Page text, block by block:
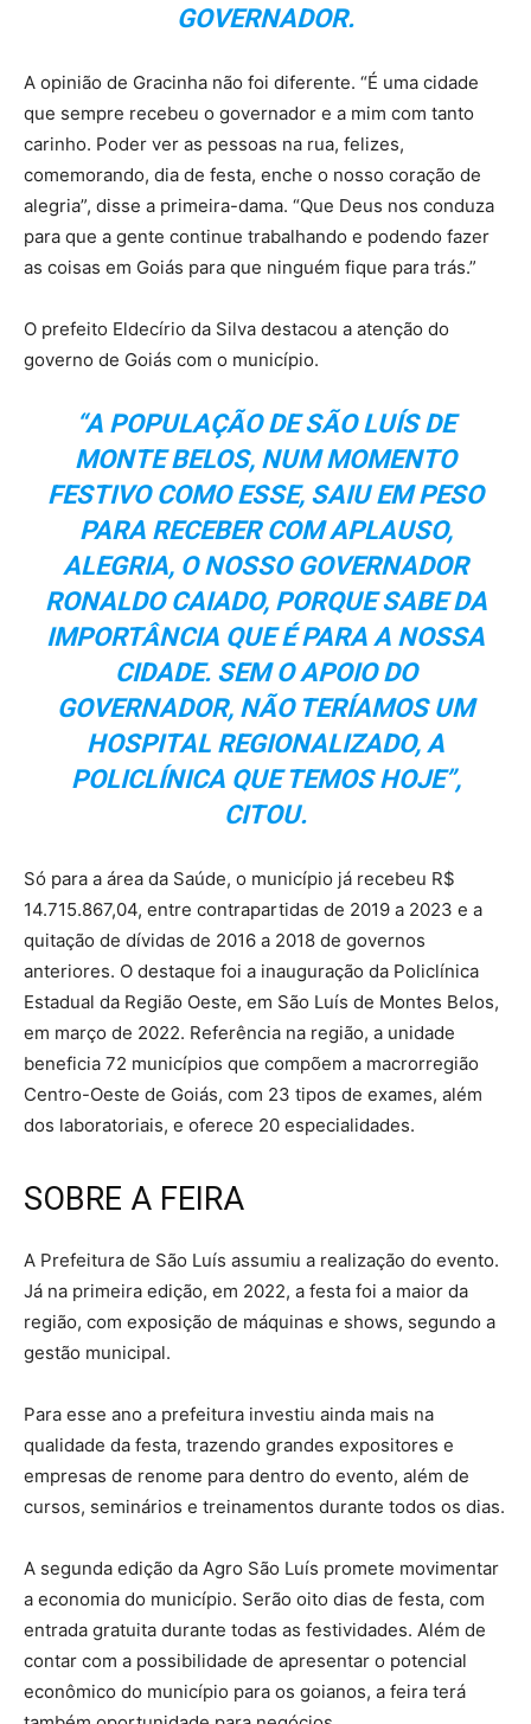
GOVERNADOR.
A opinião de Gracinha não foi diferente. “É uma cidade
que sempre recebeu o governador e a mim com tanto
carinho. Poder ver as pessoas na rua, felizes,
comemorando, dia de festa, enche o nosso coração de
alegria”, disse a primeira-dama. “Que Deus nos conduza
para que a gente continue trabalhando e podendo fazer
as coisas em Goiás para que ninguém fique para trás.”
O prefeito Eldecírio da Silva destacou a atenção do
governo de Goiás com o município.
“A POPULAÇÃO DE SÃO LUÍS DE
MONTE BELOS, NUM MOMENTO
FESTIVO COMO ESSE, SAIU EM PESO
PARA RECEBER COM APLAUSO,
ALEGRIA, O NOSSO GOVERNADOR
RONALDO CAIADO, PORQUE SABE DA
IMPORTÂNCIA QUE É PARA A NOSSA
CIDADE. SEM O APOIO DO
GOVERNADOR, NÃO TERÍAMOS UM
HOSPITAL REGIONALIZADO, A
POLICLÍNICA QUE TEMOS HOJE”,
CITOU.
Só para a área da Saúde, o município já recebeu R$
14.715.867,04, entre contrapartidas de 2019 a 2023 e a
quitação de dívidas de 2016 a 2018 de governos
anteriores. O destaque foi a inauguração da Policlínica
Estadual da Região Oeste, em São Luís de Montes Belos,
em março de 2022. Referência na região, a unidade
beneficia 72 municípios que compõem a macrorregião
Centro-Oeste de Goiás, com 23 tipos de exames, além
dos laboratoriais, e oferece 20 especialidades.
SOBRE A FEIRA
A Prefeitura de São Luís assumiu a realização do evento.
Já na primeira edição, em 2022, a festa foi a maior da
região, com exposição de máquinas e shows, segundo a
gestão municipal.
Para esse ano a prefeitura investiu ainda mais na
qualidade da festa, trazendo grandes expositores e
empresas de renome para dentro do evento, além de
cursos, seminários e treinamentos durante todos os dias.
A segunda edição da Agro São Luís promete movimentar
a economia do município. Serão oito dias de festa, com
entrada gratuita durante todas as festividades. Além de
contar com a possibilidade de apresentar o potencial
econômico do município para os goianos, a feira terá